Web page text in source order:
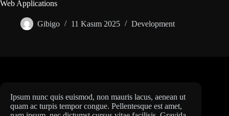
Web Applications
Gibigo 11 Kasım 2025 Development
Ipsum nunc quis euismod, non mauris lacus, aenean ut
quam ac turpis tempor congue. Pellentesque est amet,